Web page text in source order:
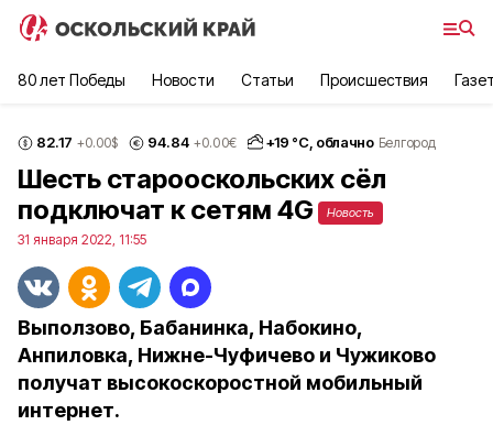
80 лет Победы Новости Статьи Происшествия
82.17 +0.00$ 94.84 +0.00€ +19 °С, облачно Белгород
Шесть старооскольских сёл
подключат к сетям 4G
Новость
31 января 2022, 11:55
Выползово, Бабанинка, Набокино,
Анпиловка, Нижне-Чуфичево и Чужиково
получат высокоскоростной мобильный
интернет.